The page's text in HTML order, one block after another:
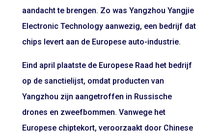
aandacht te brengen. Zo was Yangzhou Yangjie
Electronic Technology aanwezig, een bedrijf dat
chips levert aan de Europese auto-industrie.
Eind april plaatste de Europese Raad het bedrijf
op de sanctielijst, omdat producten van
Yangzhou zijn aangetroffen in Russische
drones en zweefbommen. Vanwege het
Europese chiptekort, veroorzaakt door Chinese